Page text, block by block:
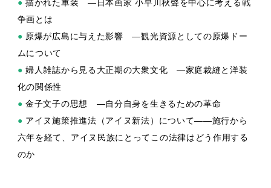
● 描かれた軍装 —日本画家 小早川秋聲を中心に考える戦
争画とは
● 原爆が広島に与えた影響 —観光資源としての原爆ドー
ムについて
● 婦人雑誌から見る大正期の大衆文化 —家庭裁縫と洋装
化の関係性
● 金子文子の思想 —自分自身を生きるための革命
● アイヌ施策推進法（アイヌ新法）について——施行から
六年を経て、アイヌ民族にとってこの法律はどう作用する
のか